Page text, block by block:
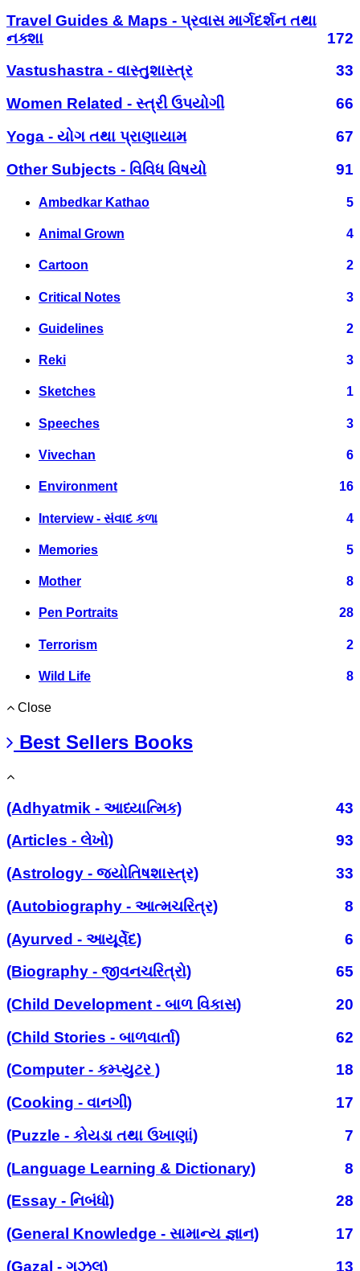
Travel Guides & Maps - પ્રવાસ માર્ગદર્શન તથા
નક્શા
172
Vastushastra - વાસ્તુશાસ્ત્ર
33
Women Related - સ્ત્રી ઉપયોગી
66
Yoga - યોગ તથા પ્રાણાયામ
67
Other Subjects - વિવિધ વિષયો
91
Ambedkar Kathao 5
Animal Grown 4
Cartoon 2
Critical Notes 3
Guidelines 2
Reki 3
Sketches 1
Speeches 3
Vivechan 6
Environment 16
Interview - સંવાદ કળા 4
Memories 5
Mother 8
Pen Portraits 28
Terrorism 2
Wild Life 8
Close
Best Sellers Books
(Adhyatmik - આધ્યાત્મિક)
43
(Articles - લેખો)
93
(Astrology - જ્યોતિષશાસ્ત્ર)
33
(Autobiography - આત્મચરિત્ર)
8
(Ayurved - આયૂર્વેદ)
6
(Biography - જીવનચરિત્રો)
65
(Child Development - બાળ વિકાસ)
20
(Child Stories - બાળવાર્તા)
62
(Computer - કમ્પ્યુટર )
18
(Cooking - વાનગી)
17
(Puzzle - કોયડા તથા ઉખાણાં)
7
(Language Learning & Dictionary)
8
(Essay - નિબંધો)
28
(General Knowledge - સામાન્ય જ્ઞાન)
17
(Gazal - ગઝલ)
13